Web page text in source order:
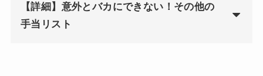
【詳細】意外とバカにできない！その他の
手当リスト